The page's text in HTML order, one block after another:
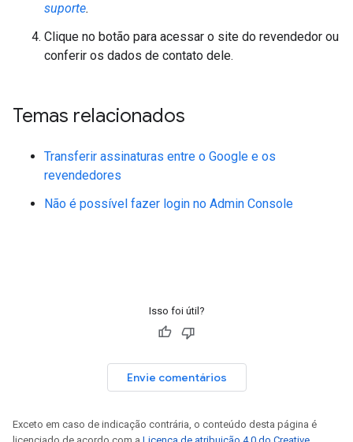
suporte.
Clique no botão para acessar o site do revendedor ou
conferir os dados de contato dele.
Temas relacionados
Transferir assinaturas entre o Google e os
revendedores
Não é possível fazer login no Admin Console
Isso foi útil?
Envie comentários
Exceto em caso de indicação contrária, o conteúdo desta página é